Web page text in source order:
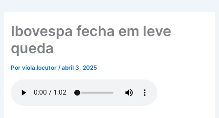
Ibovespa fecha em leve
queda
Porviola.locutor/abril 3, 2025